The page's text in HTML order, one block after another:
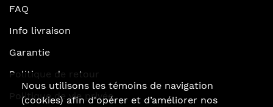
FAQ
Info livraison
Garantie
Politique de retour
Politique de vie privée
Nous utilisons les témoins de navigation
(cookies) afin d'opérer et d’améliorer nos